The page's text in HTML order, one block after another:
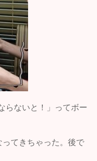
らないと！」ってボー
てきちゃった。後で